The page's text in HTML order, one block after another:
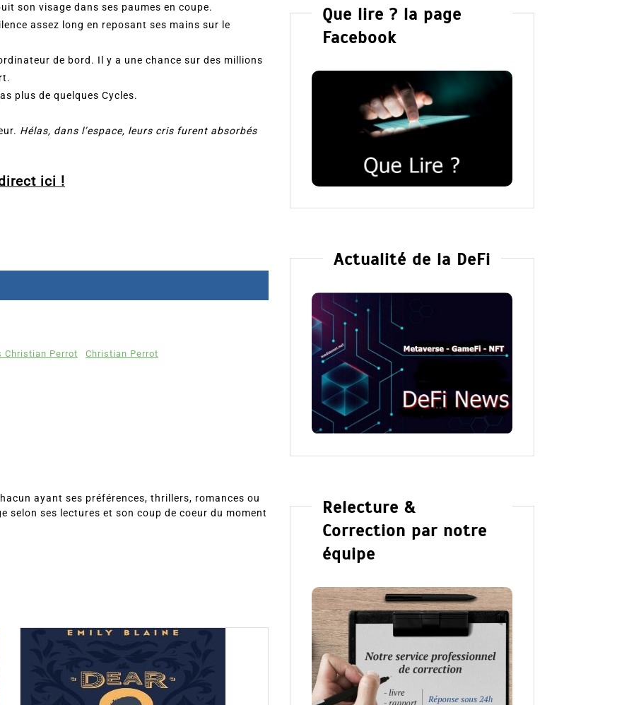
son visage dans ses paumes en coupe.
assez long en reposant ses mains sur le
de bord. Il y a une chance sur des millions
plus de quelques Cycles.
Hélas, dans l’espace, leurs cris furent absorbés
ici !
Christian Perrot Christian Perrot
ayant ses préférences, thrillers, romances ou
selon ses lectures et son coup de coeur du moment
Que lire ? la page
Facebook
Actualité de la DeFi
Relecture &
Correction par notre
équipe